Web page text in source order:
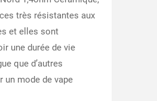
très résistantes aux
et elles sont
une durée de vie
que d’autres
un mode de vape